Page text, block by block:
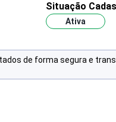
Situação
Ativa
de forma segura e